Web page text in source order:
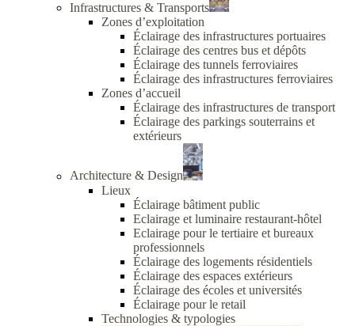
Infrastructures & Transports
Zones d’exploitation
Éclairage des infrastructures portuaires
Éclairage des centres bus et dépôts
Éclairage des tunnels ferroviaires
Éclairage des infrastructures ferroviaires
Zones d’accueil
Éclairage des infrastructures de transport
Éclairage des parkings souterrains et
extérieurs
Architecture & Design
Lieux
Éclairage bâtiment public
Eclairage et luminaire restaurant-hôtel
Eclairage pour le tertiaire et bureaux
professionnels
Éclairage des logements résidentiels
Éclairage des espaces extérieurs
Éclairage des écoles et universités
Éclairage pour le retail
Technologies & typologies